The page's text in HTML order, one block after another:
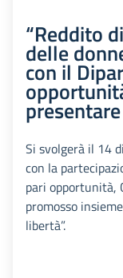
“Reddito
delle
con il
Si svolgerà il 14
con la
pari opportunità,
promosso
libertà”.